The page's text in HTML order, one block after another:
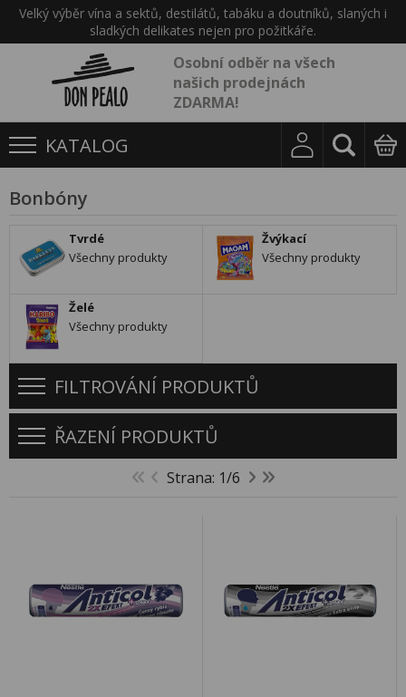
Velký výběr vína a sektů, destilátů, tabáku a doutníků, slaných i
sladkých delikates nejen pro požitkáře.
Osobní odběr na všech
našich prodejnách
ZDARMA!
KATALOG
Bonbóny
Tvrdé
Všechny produkty
Žvýkací
Všechny produkty
Želé
Všechny produkty
FILTROVÁNÍ PRODUKTŮ
ŘAZENÍ PRODUKTŮ
Strana: 1/6